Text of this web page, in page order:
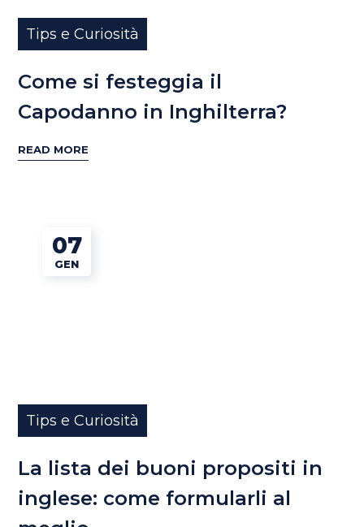
Tips e Curiosità
Come si festeggia il
Capodanno in Inghilterra?
READ MORE
07
GEN
Tips e Curiosità
La lista dei buoni propositi in
inglese: come formularli al